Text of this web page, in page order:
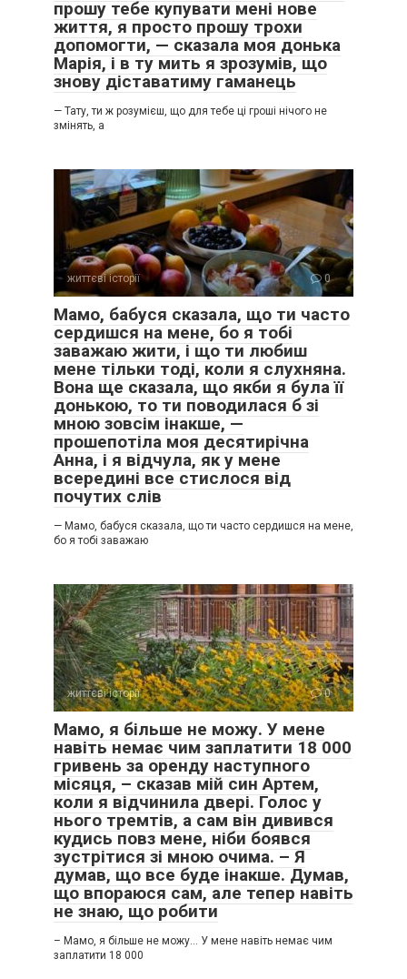
прошу тебе купувати мені нове
життя, я просто прошу трохи
допомогти, — сказала моя донька
Марія, і в ту мить я зрозумів, що
знову діставатиму гаманець
— Тату, ти ж розумієш, що для тебе ці гроші нічого не
змінять, а
життєві історії 0
Мамо, бабуся сказала, що ти часто
сердишся на мене, бо я тобі
заважаю жити, і що ти любиш
мене тільки тоді, коли я слухняна.
Вона ще сказала, що якби я була її
донькою, то ти поводилася б зі
мною зовсім інакше, —
прошепотіла моя десятирічна
Анна, і я відчула, як у мене
всередині все стислося від
почутих слів
— Мамо, бабуся сказала, що ти часто сердишся на мене,
бо я тобі заважаю
життєві історії 0
Мамо, я більше не можу. У мене
навіть немає чим заплатити 18 000
гривень за оренду наступного
місяця, – сказав мій син Артем,
коли я відчинила двері. Голос у
нього тремтів, а сам він дивився
кудись повз мене, ніби боявся
зустрітися зі мною очима. – Я
думав, що все буде інакше. Думав,
що впораюся сам, але тепер навіть
не знаю, що робити
– Мамо, я більше не можу… У мене навіть немає чим
заплатити 18 000